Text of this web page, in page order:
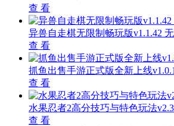
查 看
异兽自走棋无限制畅玩版v1.1.42
查 看
抓鱼出售手游正式版全新上线
查 看
水果忍者2高分技巧与特色玩法
查 看